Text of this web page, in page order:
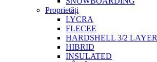
Proprietăți
LYCRA
FLECEE
HARDSHELL 3/2 LAYER
HIBRID
INSULATED